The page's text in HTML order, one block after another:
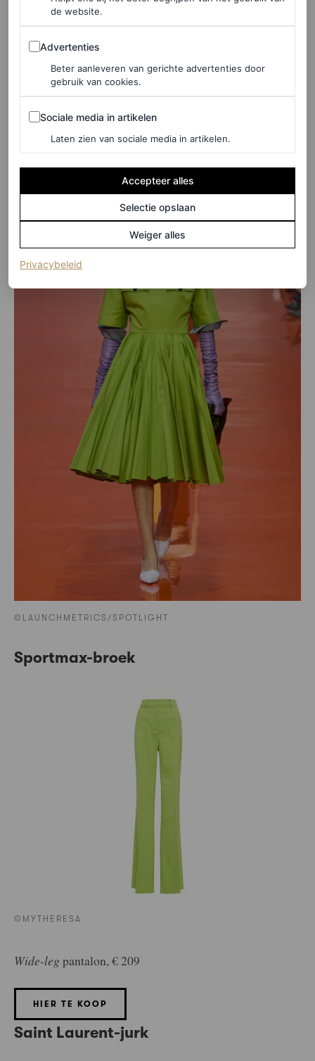
specifieke jurk – met boothals en een plooirok – die onze
aandacht trok vanwege de citruskleur, die ergens tussen
limoen en groengeel lag. Geen van beide kleuren staat
bekend als bijzonder gemakkelijk te dragen, maar wees
gerust: tegen het begin van de lente ben je misschien wel
warmgelopen voor alternatieve groentinten.
©LAUNCHMETRICS/SPOTLIGHT
Sportmax-broek
©MYTHERESA
Wide-leg pantalon, € 209
HIER TE KOOP
Saint Laurent-jurk
de website.
Advertenties
Advertenties
Beter aanleveren van gerichte advertenties door
gebruik van cookies.
Sociale media in artikelen
Sociale media in artikelen
Laten zien van sociale media in artikelen.
Accepteer alles
Selectie opslaan
Weiger alles
Privacybeleid